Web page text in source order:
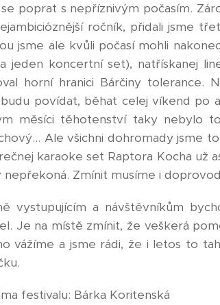
poprat s nepříznivým počasím.
ročník, přidali jsme
jsme ale kvůli počasí mohli
jeden koncertní set), natřískanej
horní hranici Bárčiny tolerance.
povídat, běhat celej víkend po
měsíci těhotenství taky nebylo
Ale všichni dohromady jsme to
karaoke set Raptora Kocha už
nepřekoná. Zmínit musíme i
vystupujícím a návštěvníkům
Je na místě zmínit, že veškerá
vážíme a jsme rádi, že i letos to
festivalu: Bárka Koritenská